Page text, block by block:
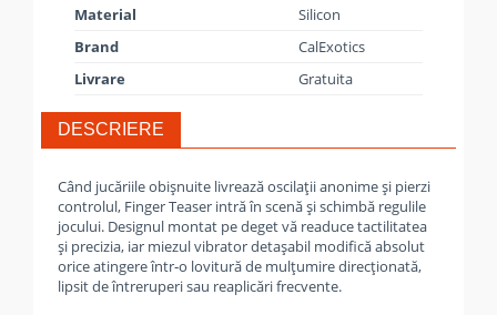
Material
Silicon
Brand
CalExotics
Livrare
Gratuita
DESCRIERE
Când jucăriile obișnuite livrează oscilații anonime și pierzi
controlul, Finger Teaser intră în scenă și schimbă regulile
jocului. Designul montat pe deget vă readuce tactilitatea
și precizia, iar miezul vibra­tor detașabil modifică absolut
orice atingere într‑o lovitură de mulțumire direcționată,
lipsit de întreruperi sau reaplicări frecvente.